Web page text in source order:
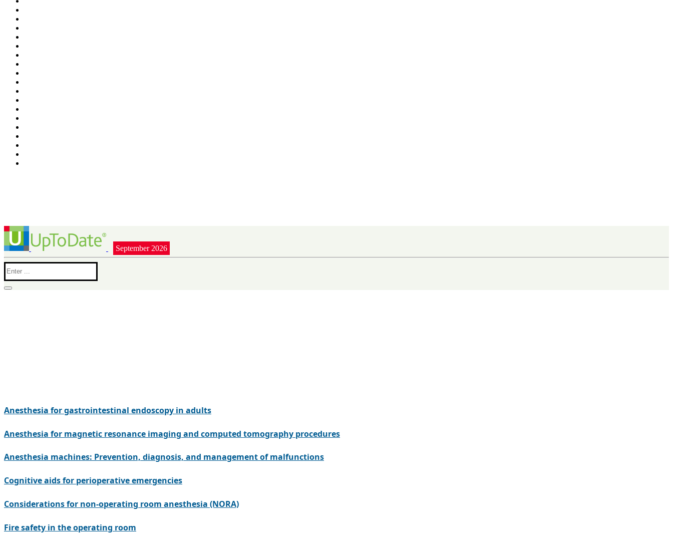
September 2026
Anesthesia for gastrointestinal endoscopy in adults
Anesthesia for magnetic resonance imaging and computed tomography procedures
Anesthesia machines: Prevention, diagnosis, and management of malfunctions
Cognitive aids for perioperative emergencies
Considerations for non-operating room anesthesia (NORA)
Fire safety in the operating room